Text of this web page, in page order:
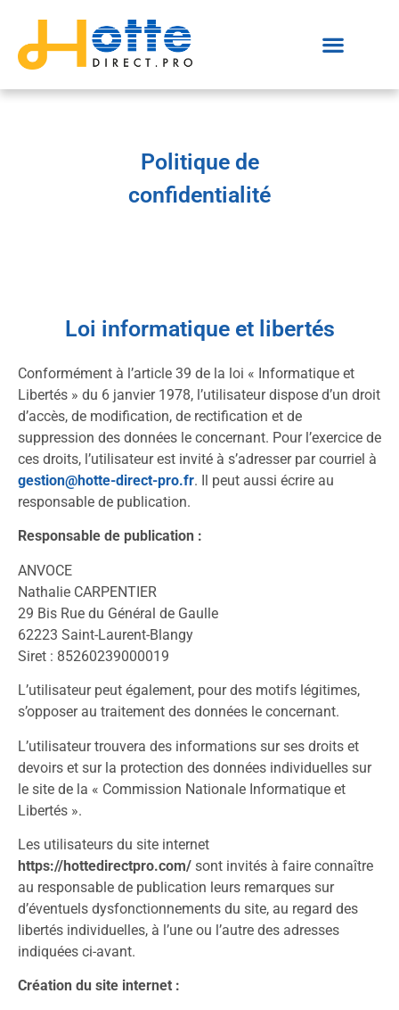
Politique de
confidentialité
Loi informatique et libertés
Conformément à l’article 39 de la loi « Informatique et
Libertés » du 6 janvier 1978, l’utilisateur dispose d’un droit
d’accès, de modification, de rectification et de
suppression des données le concernant. Pour l’exercice de
ces droits, l’utilisateur est invité à s’adresser par courriel à
gestion@hotte-direct-pro.fr. Il peut aussi écrire au
responsable de publication.
Responsable de publication :
ANVOCE
Nathalie CARPENTIER
29 Bis Rue du Général de Gaulle
62223 Saint-Laurent-Blangy
Siret : 85260239000019
L’utilisateur peut également, pour des motifs légitimes,
s’opposer au traitement des données le concernant.
L’utilisateur trouvera des informations sur ses droits et
devoirs et sur la protection des données individuelles sur
le site de la « Commission Nationale Informatique et
Libertés ».
Les utilisateurs du site internet
https://hottedirectpro.com/ sont invités à faire connaître
au responsable de publication leurs remarques sur
d’éventuels dysfonctionnements du site, au regard des
libertés individuelles, à l’une ou l’autre des adresses
indiquées ci-avant.
Création du site internet :